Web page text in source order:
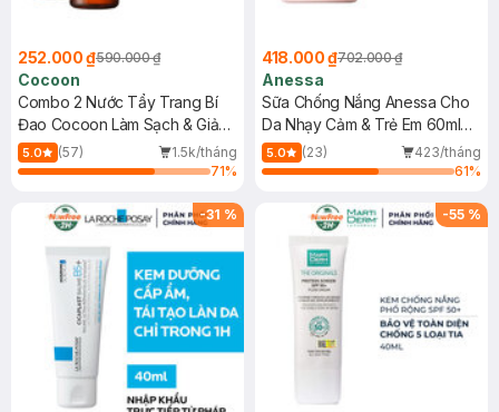
252.000 ₫590.000 ₫
Cocoon
Combo 2 Nước Tẩy Trang Bí
Đao Cocoon Làm Sạch & Giảm
Dầu 500ml
5.0 (57)
1.5k/tháng
71%
418.000 ₫702.000 ₫
Anessa
Sữa Chống Nắng Anessa Cho
Da Nhạy Cảm & Trẻ Em 60ml
(Mới)
5.0 (23)
423/tháng
61%
-31 % -55 %